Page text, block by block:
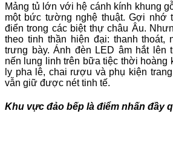
Mảng tủ lớn với hệ cánh kính khung
một bức tường nghệ thuật. Gợi
điển trong các biệt thự châu Âu.
theo tinh thần hiện đại: thanh thoát,
trưng bày. Ánh đèn LED âm hắt lên
nến lung linh trên bữa tiệc thời hoàng
ly pha lê, chai rượu và phụ kiện
vẫn giữ được nét tinh tế.
Khu vực đảo bếp là điểm nhấn đầy